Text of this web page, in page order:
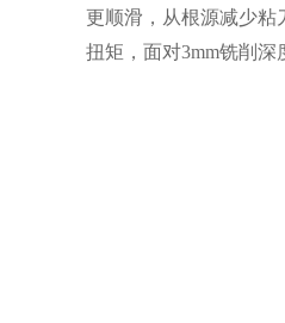
更顺滑，从根源减少粘
扭矩，面对3mm铣削